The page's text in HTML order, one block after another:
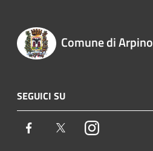
Comune di Arpino
SEGUICI SU
Facebook TwitterInstagram